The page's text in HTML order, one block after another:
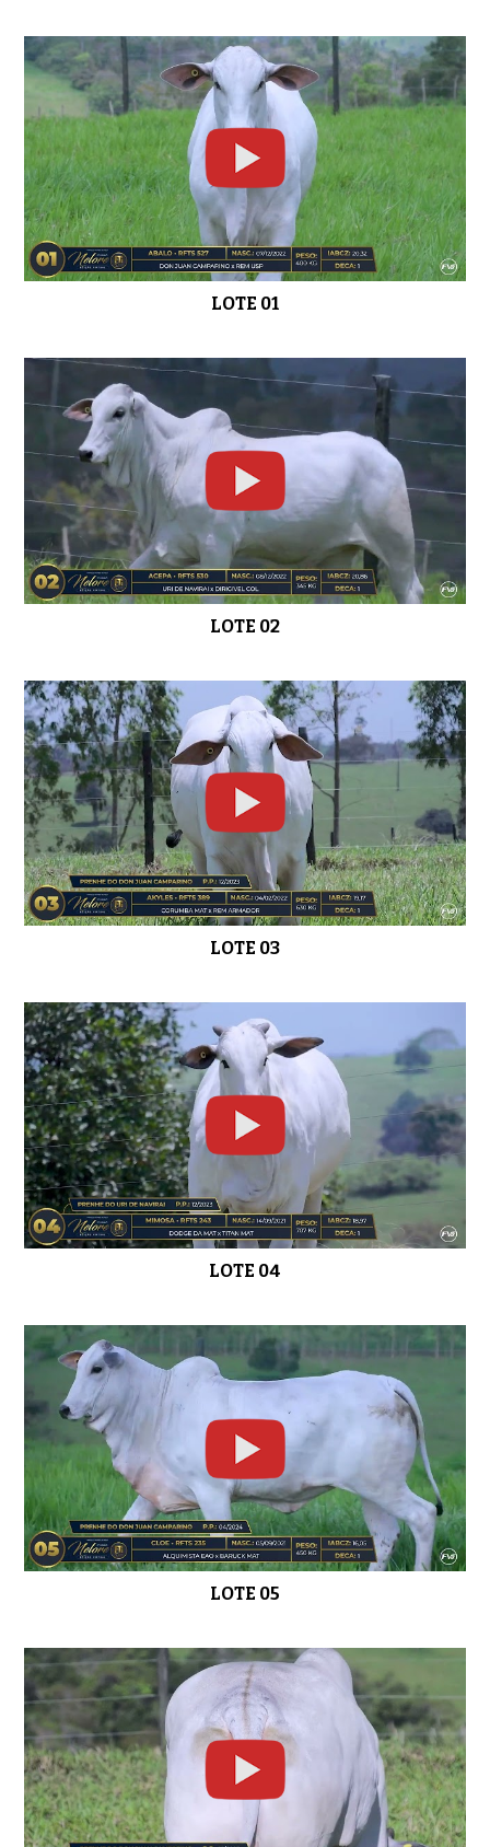
0:39 LOTE 05
0:45 LOTE 06
0:43 LOTE 08
0:39 LOTE 09
01:05 LOTE 10
0:46 LOTE 11
0:45 LOTE 13
0:50 LOTE 14
0:33 LOTE 15
LOTE 16
LOTE 17
0:52 LOTE 18
LOTE 01
LOTE 02
LOTE 03
LOTE 04
LOTE 05